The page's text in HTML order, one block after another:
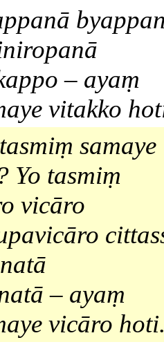
– ayaṃ
vitakko
samaye
Yo tasmiṃ
vicāro
– ayaṃ
vicāro